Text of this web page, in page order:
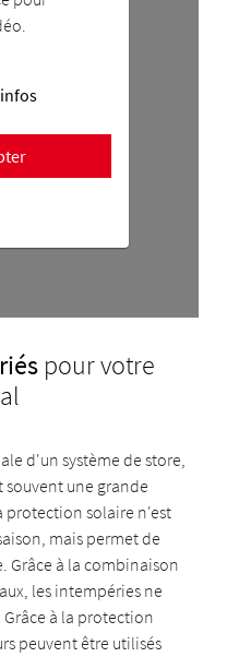
pour votre
d'un système de store,
souvent une grande
protection solaire n'est
mais permet de
Grâce à la combinaison
les intempéries ne
à la protection
peuvent être utilisés